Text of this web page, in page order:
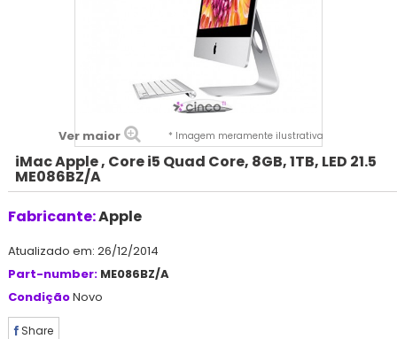
Ver maior * Imagem meramente ilustrativa
iMac Apple , Core i5 Quad Core, 8GB, 1TB, LED 21.5
ME086BZ/A
Fabricante:Apple
Atualizado em: 26/12/2014
Part-number: ME086BZ/A
CondiçãoNovo
Share